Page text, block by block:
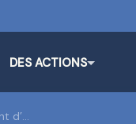
DES ACTIONS
d’…